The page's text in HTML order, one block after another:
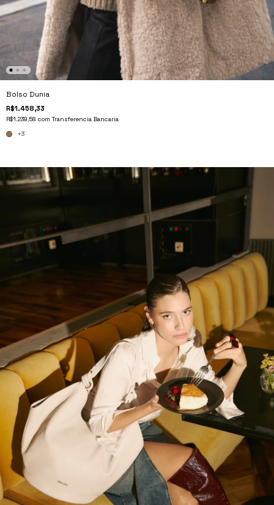
Bolso Dunia
R$1.458,33
R$1.239,58 com Transferencia Bancaria
+3